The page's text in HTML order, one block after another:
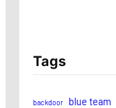
Tags
backdoor blue team